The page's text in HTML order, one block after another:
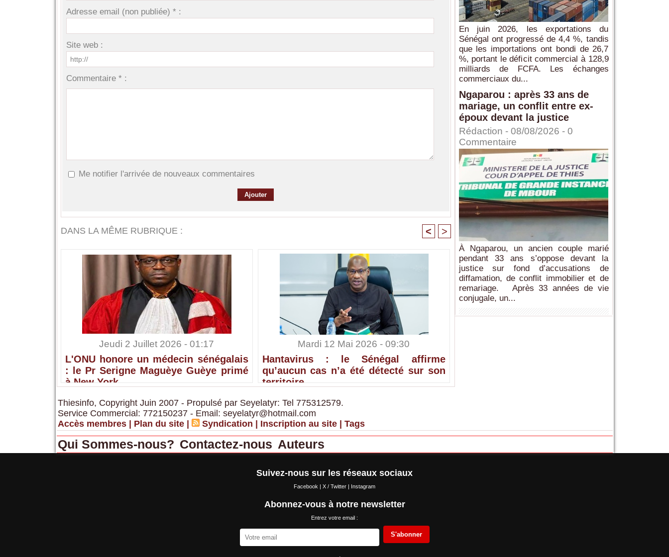
Adresse email (non publiée) * :
Site web :
Commentaire * :
Me notifier l'arrivée de nouveaux commentaires
DANS LA MÊME RUBRIQUE : < >
Jeudi 2 Juillet 2026 - 01:17
L'ONU honore un médecin sénégalais
: le Pr Serigne Maguèye Guèye primé
à New York
Mardi 12 Mai 2026 - 09:30
Hantavirus : le Sénégal affirme
qu’aucun cas n’a été détecté sur son
territoire
En juin 2026, les exportations du
Sénégal ont progressé de 4,4 %, tandis
que les importations ont bondi de 26,7
%, portant le déficit commercial à 128,9
milliards de FCFA. Les échanges
commerciaux du...
Ngaparou : après 33 ans de
mariage, un conflit entre ex-
époux devant la justice
Rédaction - 08/08/2026 - 0
Commentaire
À Ngaparou, un ancien couple marié
pendant 33 ans s’oppose devant la
justice sur fond d’accusations de
diffamation, de conflit immobilier et de
remariage. Après 33 années de vie
conjugale, un...
Thiesinfo, Copyright Juin 2007 - Propulsé par Seyelatyr: Tel 775312579.
Service Commercial: 772150237 - Email: seyelatyr@hotmail.com
Accès membres | Plan du site | Syndication | Inscription au site | Tags
Qui Sommes-nous? Contactez-nous Auteurs
Suivez-nous sur les réseaux sociaux
Facebook | X / Twitter | Instagram
Abonnez-vous à notre newsletter
Entrez votre email :
S'abonner